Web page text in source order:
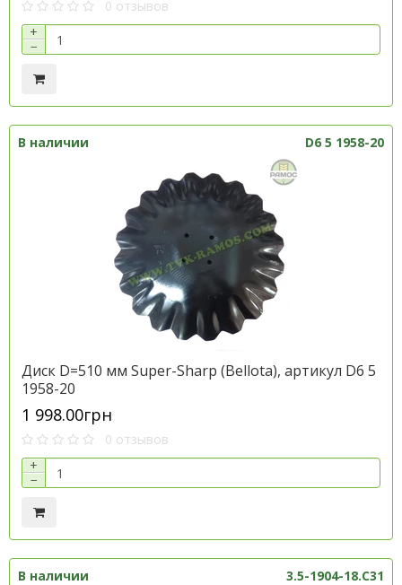
0 отзывов
+
−
В наличии D6 5 1958-20
Диск D=510 мм Super-Sharp (Bellota), артикул D6 5
1958-20
1 998.00грн
0 отзывов
+
−
В наличии 3.5-1904-18.C31